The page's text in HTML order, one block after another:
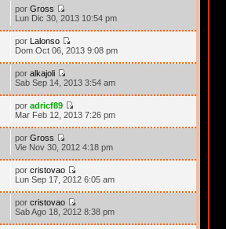
por Gross
Lun Dic 30, 2013 10:54 pm
por Lalonso
Dom Oct 06, 2013 9:08 pm
por alkajoli
Sab Sep 14, 2013 3:54 am
por adricf89
Mar Feb 12, 2013 7:26 pm
por Gross
Vie Nov 30, 2012 4:18 pm
por cristovao
Lun Sep 17, 2012 6:05 am
por cristovao
Sab Ago 18, 2012 8:38 pm